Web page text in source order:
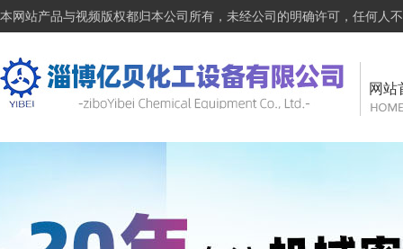
本网站产品与视频版权都归本公司所有，未经公司的明确许可，任何人
网站